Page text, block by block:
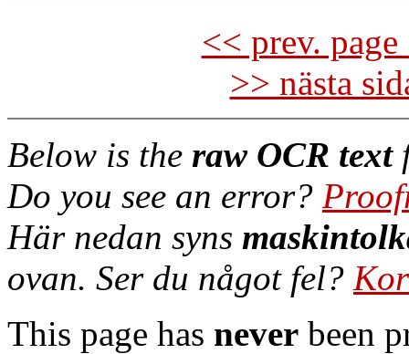
<< prev.
>> nästa
Below is the raw OCR text
Do you see an error?
Här nedan syns
ovan. Ser du något fel?
This page has never been